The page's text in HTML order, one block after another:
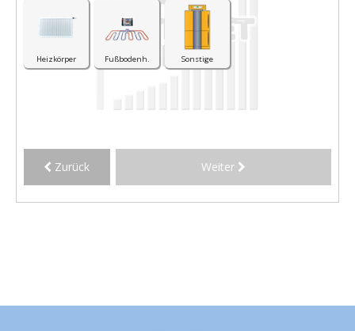
Heizkörper Fußbodenh. Sonstige
Zurück Weiter